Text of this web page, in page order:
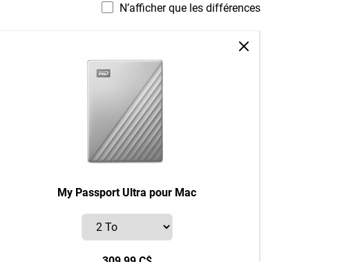
N’afficher que les différences
My Passport Ultra pour Mac